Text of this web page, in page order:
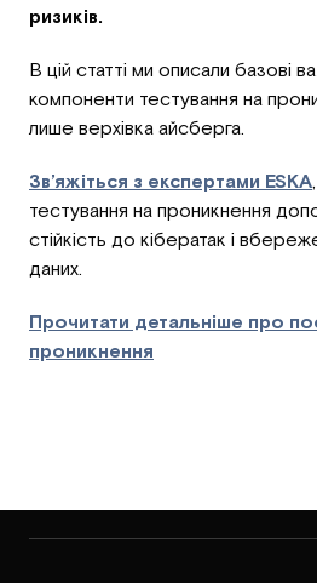
ризиків.
В цій статті ми описали базові
компоненти тестування на
лише верхівка айсберга.
Зв’яжіться з експертами ESKA
тестування на проникнення
стійкість до кібератак і
даних.
Прочитати детальніше про
проникнення